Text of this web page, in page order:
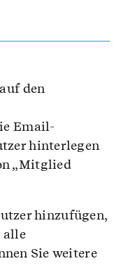
auf den
Email-
hinterlegen
„Mitglied
hinzufügen,
alle
Sie weitere